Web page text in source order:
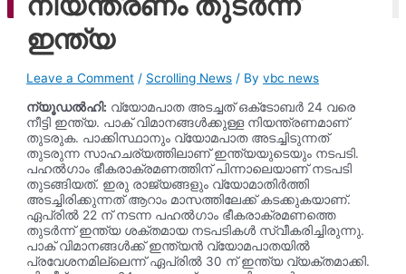
ഇന്ത്യ
Leave a Comment / Scrolling News / Byvbc news
ന്യൂഡൽഹി: വ്യോമപാത അടച്ചത് ഒക്‌ടോബർ 24 വരെ
നീട്ടി ഇന്ത്യ. പാക് വിമാനങ്ങൾക്കുള്ള നിയന്ത്രണമാണ്
തുടരുക. പാക്കിസ്ഥാനും വ്യോമപാത അടച്ചിടുന്നത്
തുടരുന്ന സാഹചര്യത്തിലാണ് ഇന്ത്യയുടെയും നടപടി.
പഹൽഗാം ഭീകരാക്രമണത്തിന് പിന്നാലെയാണ് നടപടി
തുടങ്ങിയത്. ഇരു രാജ്യങ്ങളും വ്യോമാതിർത്തി
അടച്ചിരിക്കുന്നത് ആറാം മാസത്തിലേക്ക് കടക്കുകയാണ്.
ഏപ്രിൽ 22 ന് നടന്ന പഹൽഗാം ഭീകരാക്രമണത്തെ
തുടർന്ന് ഇന്ത്യ ശക്തമായ നടപടികൾ സ്വീകരിച്ചിരുന്നു.
പാക് വിമാനങ്ങൾക്ക് ഇന്ത്യൻ വ്യോമപാതയിൽ
പ്രവേശനമില്ലെന്ന് ഏപ്രിൽ 30 ന് ഇന്ത്യ വ്യക്തമാക്കി.